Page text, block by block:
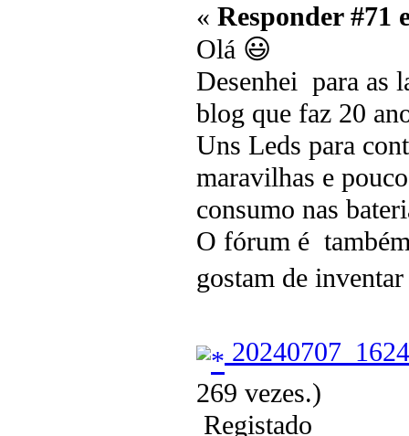
« Responder #71
Olá 😃
Desenhei para as
blog que faz 20
Uns Leds para
maravilhas e
consumo nas
O fórum é
gostam de
269 vezes.)
Registado